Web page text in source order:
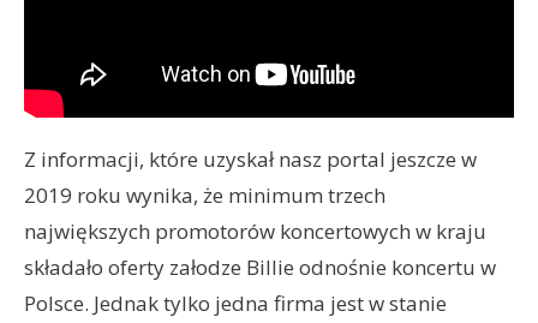
Z informacji, które uzyskał nasz portal jeszcze w
2019 roku wynika, że minimum trzech
największych promotorów koncertowych w kraju
składało oferty załodze Billie odnośnie koncertu w
Polsce. Jednak tylko jedna firma jest w stanie